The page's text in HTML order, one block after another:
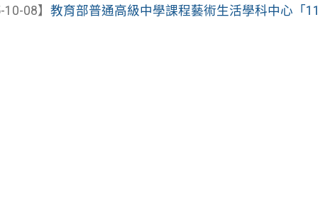
10-08】教育部普通高級中學課程藝術生活學科中心「